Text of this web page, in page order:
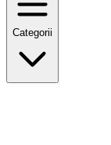
Categorii